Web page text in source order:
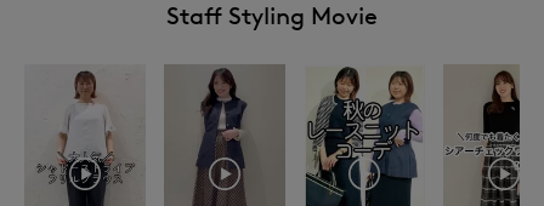
Staff Styling Movie